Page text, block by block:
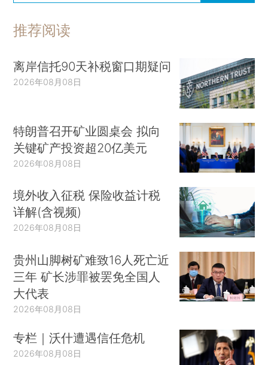
推荐阅读
离岸信托90天补税窗口期疑问
2026年08月08日
特朗普召开矿业圆桌会 拟向
关键矿产投资超20亿美元
2026年08月08日
境外收入征税 保险收益计税
详解(含视频)
2026年08月08日
贵州山脚树矿难致16人死亡近
三年 矿长涉罪被罢免全国人
大代表
2026年08月08日
专栏｜沃什遭遇信任危机
2026年08月08日